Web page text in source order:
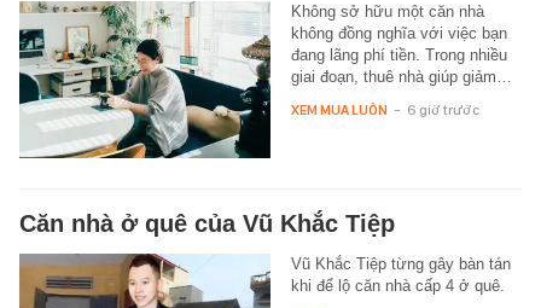
Không sở hữu một căn nhà
không đồng nghĩa với việc bạn
đang lãng phí tiền. Trong nhiều
giai đoạn, thuê nhà giúp giảm…
XEM MUA LUÔN - 6 giờ trước
Căn nhà ở quê của Vũ Khắc Tiệp
Vũ Khắc Tiệp từng gây bàn tán
khi để lộ căn nhà cấp 4 ở quê.